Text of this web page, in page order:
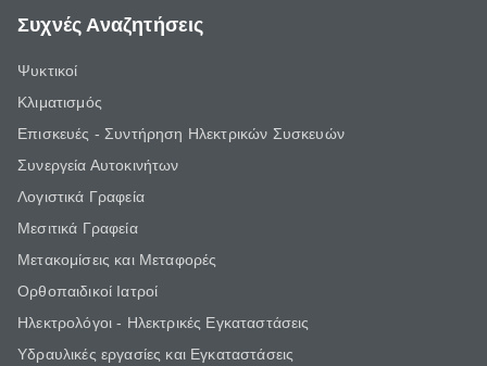
Συχνές Αναζητήσεις
Ψυκτικοί
Κλιματισμός
Επισκευές - Συντήρηση Ηλεκτρικών Συσκευών
Συνεργεία Αυτοκινήτων
Λογιστικά Γραφεία
Μεσιτικά Γραφεία
Μετακομίσεις και Μεταφορές
Ορθοπαιδικοί Ιατροί
Ηλεκτρολόγοι - Ηλεκτρικές Εγκαταστάσεις
Υδραυλικές εργασίες και Εγκαταστάσεις